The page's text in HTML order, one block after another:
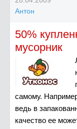
Антон
50%
мусорник
самому.
ведь в
качество ее